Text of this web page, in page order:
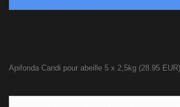
Apifonda Candi pour abeille 5 x 2,5kg (28.95 EUR)